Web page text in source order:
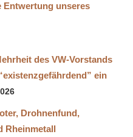
Entwertung unseres
des VW-Vorstands
ein
Drohnenfund,
Rheinmetall